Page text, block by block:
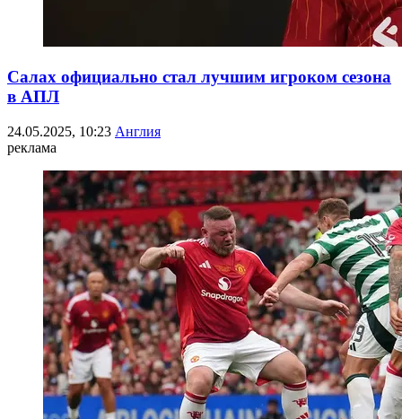
Салах официально стал лучшим игроком сезона
в АПЛ
24.05.2025, 10:23 Англия
реклама